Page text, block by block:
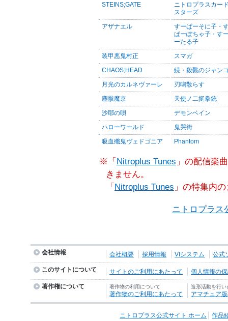
STEINS;GATE
ニトロプラスカー
スターズ
アザナエル
すーぱーそに子・
ぱーぽちゃ子・す
ーたる子
装甲悪鬼村正 スマガ
CHAOS;HEAD 続・殺戮のジャン
月光のカルネヴァーレ 刃鳴散らす
塵骸魔京 天使ノ二挺拳銃
沙耶の唄 デモンベイン
ハローワールド 鬼哭街
吸血殲鬼ヴェドゴニア Phantom
※「 Nitroplus Tunes 」の配信楽
きません。
「 Nitroplus Tunes 」の特集内
ニトロプラス
会社情報 会社概要 採用情報 VIシステム 公式
このサイトについて サイトのご利用にあたって 個人情報の
著作権について 著作物の利用について
著作物のご利用にあたって
造形活動を行い
アマチュア
ニトロプラス公式サイト ホーム 作品